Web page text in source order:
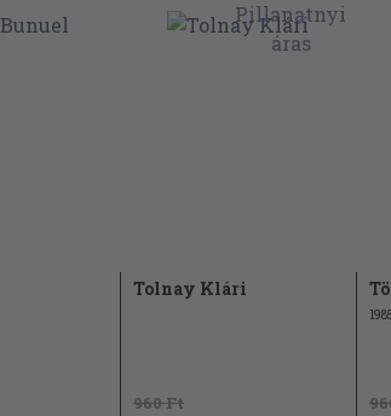
Tolnay Klári
960 Ft